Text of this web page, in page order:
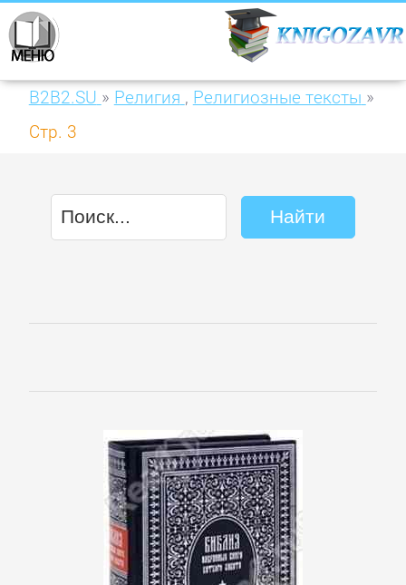
B2B2.SU » Религия , Религиозные тексты »
Стр. 3